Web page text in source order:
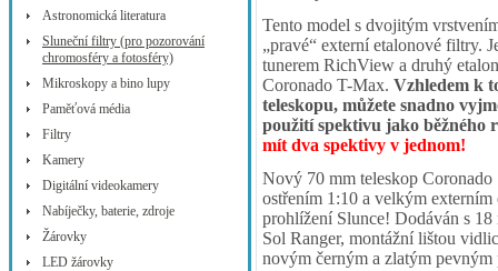
Astronomická literatura
Sluneční filtry (pro pozorování
chromosféry a fotosféry)
Mikroskopy a bino lupy
Paměťová média
Filtry
Kamery
Digitální videokamery
Nabíječky, baterie, zdroje
Žárovky
LED žárovky
Tento model s dvojitým
„pravé“ externí etalonové filtry.
tunerem RichView a druhý
Coronado T-Max. Vzhledem k
teleskopu, můžete snadno
použití spektivu jako
mít dva spektivy v jednom!
Nový 70 mm teleskop
ostřením 1:10 a velkým
prohlížení Slunce! Dodáván s
Sol Ranger, montážní lištou
novým černým a zlatým